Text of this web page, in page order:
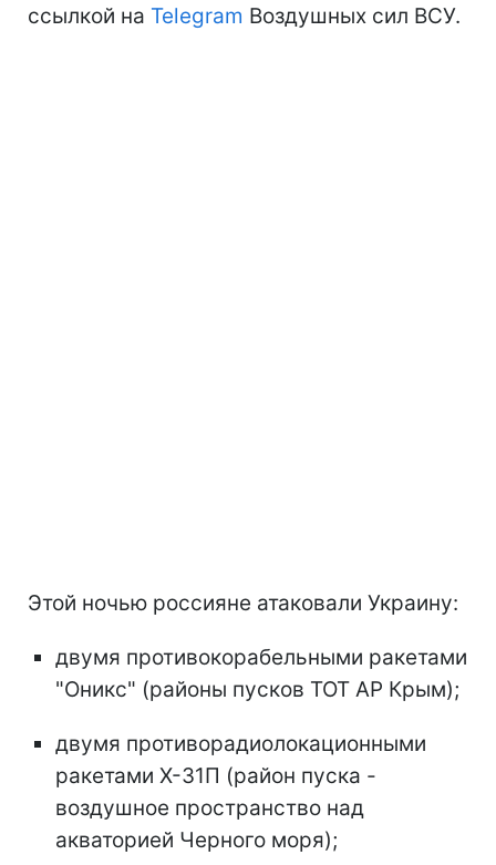
ссылкой на Telegram Воздушных сил ВСУ.
Этой ночью россияне атаковали Украину:
двумя противокорабельными ракетами
"Оникс" (районы пусков ТОТ АР Крым);
двумя противорадиолокационными
ракетами Х-31П (район пуска -
воздушное пространство над
акваторией Черного моря);